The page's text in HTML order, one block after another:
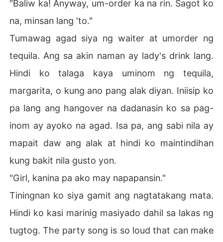
"Baliw ka! Anyway, um-order ka na rin. Sagot ko
na, minsan lang 'to."
Tumawag agad siya ng waiter at umorder ng
tequila. Ang sa akin naman ay lady's drink lang.
Hindi ko talaga kaya uminom ng tequila,
margarita, o kung ano pang alak diyan. Iniisip ko
pa lang ang hangover na dadanasin ko sa pag-
inom ay ayoko na agad. Isa pa, ang sabi nila ay
mapait daw ang alak at hindi ko maintindihan
kung bakit nila gusto yon.
"Girl, kanina pa ako may napapansin."
Tiningnan ko siya gamit ang nagtatakang mata.
Hindi ko kasi marinig masiyado dahil sa lakas ng
tugtog. The party song is so loud that can make